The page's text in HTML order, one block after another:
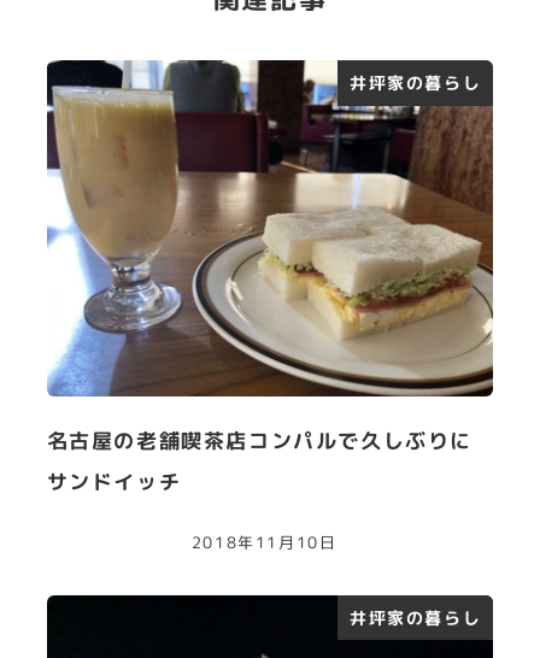
井坪家の暮らし
名古屋の老舗喫茶店コンパルで久しぶりに
サンドイッチ
2018年11月10日
井坪家の暮らし